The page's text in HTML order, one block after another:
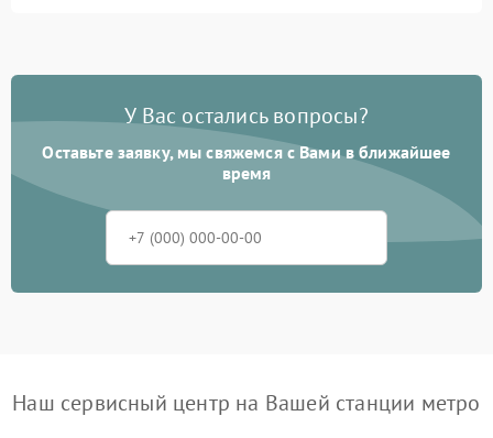
У Вас остались вопросы?
Оставьте заявку, мы свяжемся с Вами в ближайшее
время
Наш сервисный центр на Вашей станции метро